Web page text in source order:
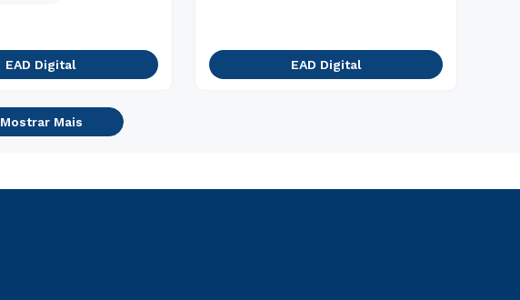
EAD Digital EAD Digital
Mostrar Mais